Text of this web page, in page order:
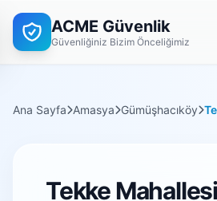
ACME Güvenlik
Güvenliğiniz Bizim Önceliğimiz
Ana Sayfa Amasya Gümüşhacıköy
Tekke